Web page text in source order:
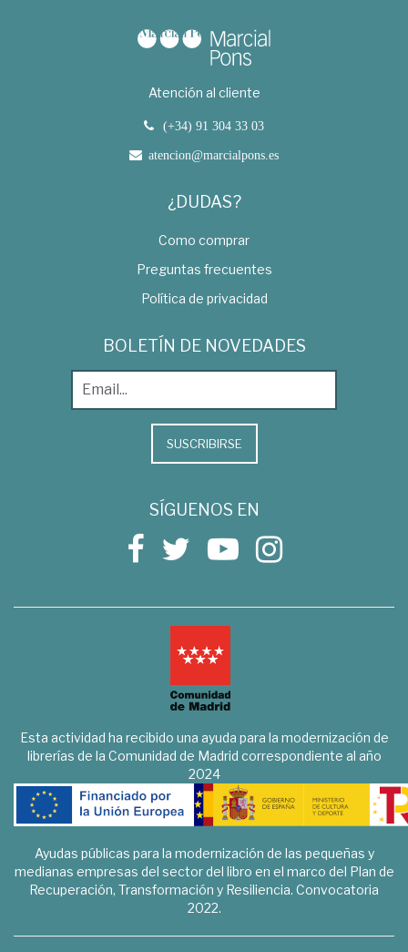
Atención al cliente
(+34) 91 304 33 03
atencion@marcialpons.es
¿DUDAS?
Como comprar
Preguntas frecuentes
Política de privacidad
BOLETÍN DE NOVEDADES
SUSCRIBIRSE
SÍGUENOS EN
Esta actividad ha recibido una ayuda para la modernización de
librerías de la Comunidad de Madrid correspondiente al año
2024
Ayudas públicas para la modernización de las pequeñas y
medianas empresas del sector del libro en el marco del Plan de
Recuperación, Transformación y Resiliencia. Convocatoria
2022.